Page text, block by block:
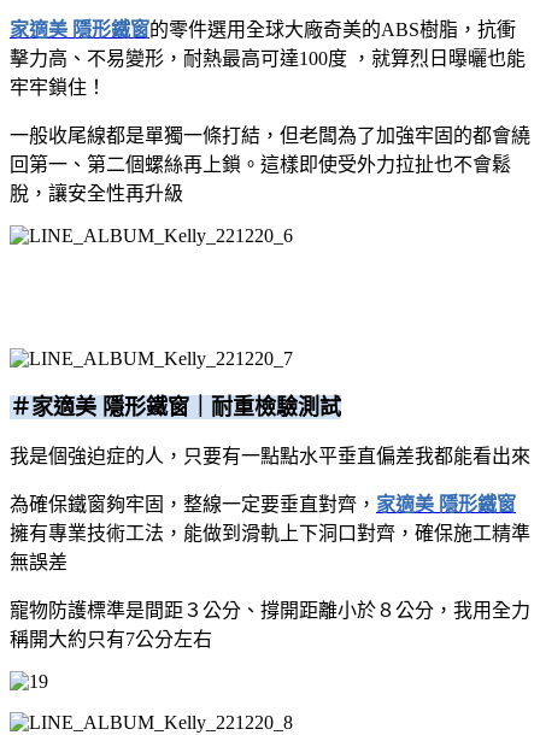
家適美 隱形鐵窗的零件選用全球大廠奇美的ABS樹脂，抗衝
擊力高、不易變形，耐熱最高可達100度 ，就算烈日曝曬也能
牢牢鎖住！
一般收尾線都是單獨一條打結，但老闆為了加強牢固的都會繞
回第一、第二個螺絲再上鎖。這樣即使受外力拉扯也不會鬆
脫，讓安全性再升級
＃家適美 隱形鐵窗｜耐重檢驗測試
我是個強迫症的人，只要有一點點水平垂直偏差我都能看出來
為確保鐵窗夠牢固，整線一定要垂直對齊， 家適美 隱形鐵窗
擁有專業技術工法，能做到滑軌上下洞口對齊，確保施工精準
無誤差
寵物防護標準是間距３公分、撐開距離小於８公分，我用全力
稱開大約只有7公分左右